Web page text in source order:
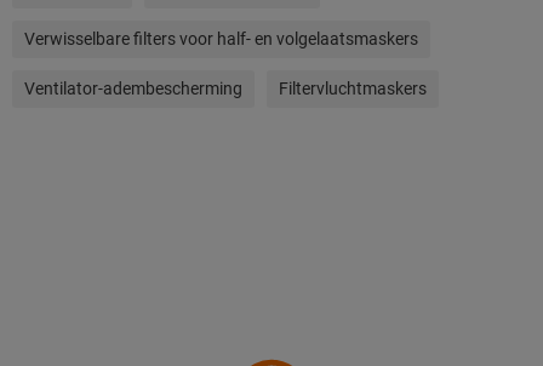
Verwisselbare filters voor half- en volgelaatsmaskers
Ventilator-adembescherming Filtervluchtmaskers